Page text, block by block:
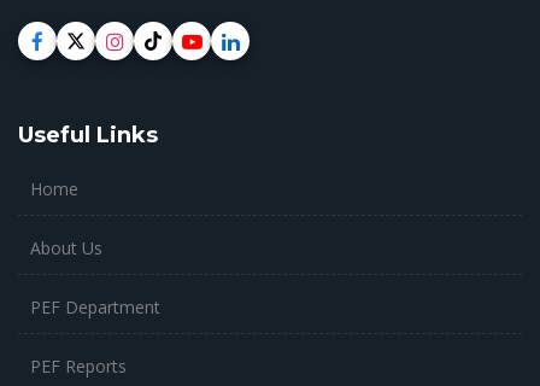
Useful Links
Home
About Us
PEF Department
PEF Reports